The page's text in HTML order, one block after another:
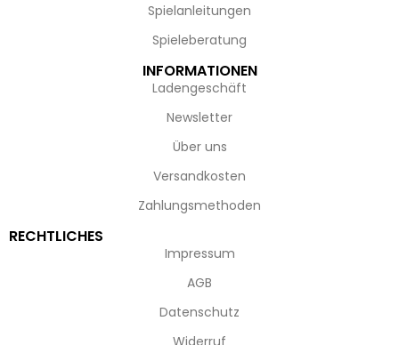
Spielanleitungen
Spieleberatung
INFORMATIONEN
Ladengeschäft
Newsletter
Über uns
Versandkosten
Zahlungsmethoden
RECHTLICHES
Impressum
AGB
Datenschutz